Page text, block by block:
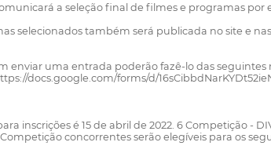
a seleção final de filmes e programas por
selecionados também será publicada no site e
enviar uma entrada poderão fazê-lo das seguintes
docs.google.com/forms/d/
inscrições é 15 de abril de 2022. 6 Competição -
concorrentes serão elegíveis para os